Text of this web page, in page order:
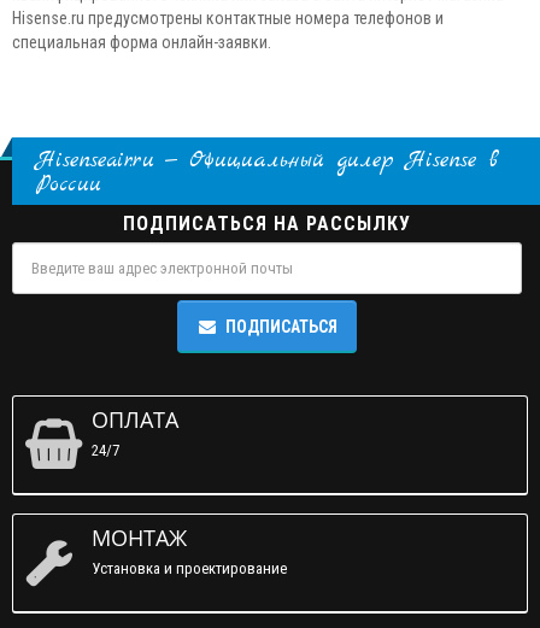
Hisense.ru предусмотрены контактные номера телефонов и
специальная форма онлайн-заявки.
Hisenseair.ru — Официальный дилер Hisense в
России
ПОДПИСАТЬСЯ НА РАССЫЛКУ
ПОДПИСАТЬСЯ
ОПЛАТА
24/7
МОНТАЖ
Установка и проектирование